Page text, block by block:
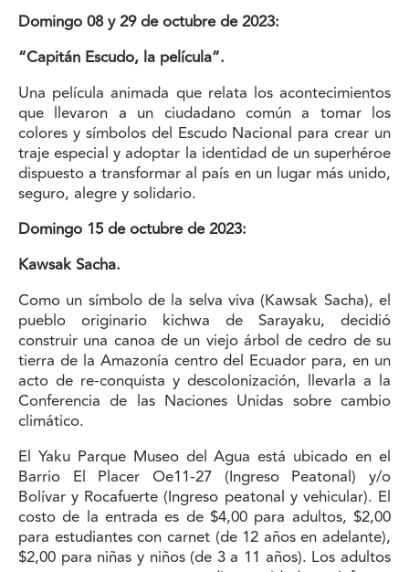
Domingo 08 y 29 de octubre de 2023:
“Capitán Escudo, la película”.
Una película animada que relata los acontecimientos
que llevaron a un ciudadano común a tomar los
colores y símbolos del Escudo Nacional para crear un
traje especial y adoptar la identidad de un superhéroe
dispuesto a transformar al país en un lugar más unido,
seguro, alegre y solidario.
Domingo 15 de octubre de 2023:
Kawsak Sacha.
Como un símbolo de la selva viva (Kawsak Sacha), el
pueblo originario kichwa de Sarayaku, decidió
construir una canoa de un viejo árbol de cedro de su
tierra de la Amazonía centro del Ecuador para, en un
acto de re-conquista y descolonización, llevarla a la
Conferencia de las Naciones Unidas sobre cambio
climático.
El Yaku Parque Museo del Agua está ubicado en el
Barrio El Placer Oe11-27 (Ingreso Peatonal) y/o
Bolívar y Rocafuerte (Ingreso peatonal y vehicular). El
costo de la entrada es de $4,00 para adultos, $2,00
para estudiantes con carnet (de 12 años en adelante),
$2,00 para niñas y niños (de 3 a 11 años). Los adultos